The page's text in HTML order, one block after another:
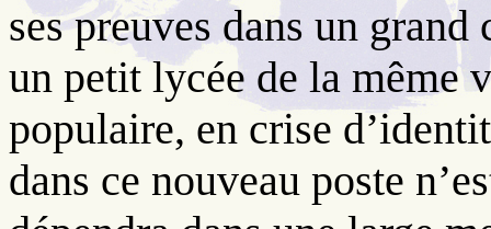
ses preuves dans un
un petit lycée de la même
populaire, en crise
dans ce nouveau poste